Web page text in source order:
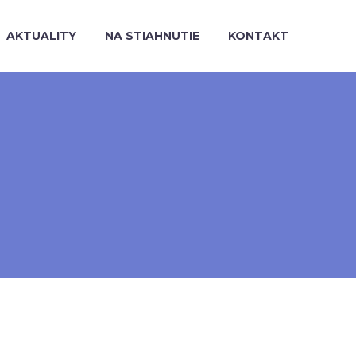
AKTUALITY NA STIAHNUTIE KONTAKT